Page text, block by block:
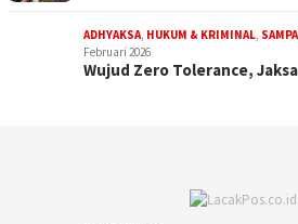
ADHYAKSA, HUKUM & KRIMINAL,
Februari 2026
Wujud Zero Tolerance,